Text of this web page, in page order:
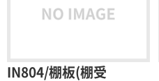
4ヶ月
6ヶ月
IN804/棚板(棚受